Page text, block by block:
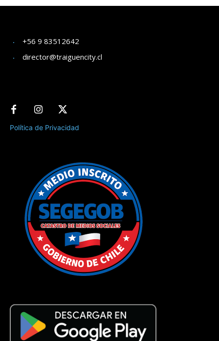
+56 9 83512642
director@traiguencity.cl
Política de Privacidad